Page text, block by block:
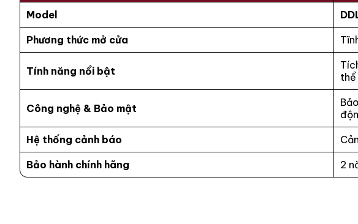
Model
Phương thức mở cửa
Tính năng nổi bật
thể
Công nghệ & Bảo mật
Hệ thống cảnh báo
Bảo hành chính hãng 2